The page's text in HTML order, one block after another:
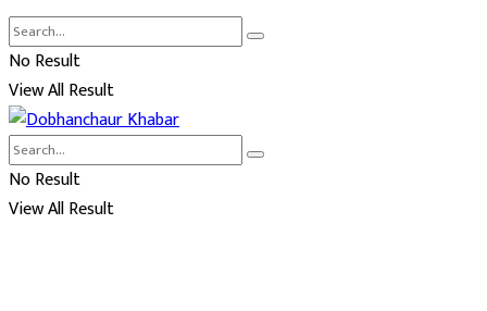
No Result
View All Result
No Result
View All Result